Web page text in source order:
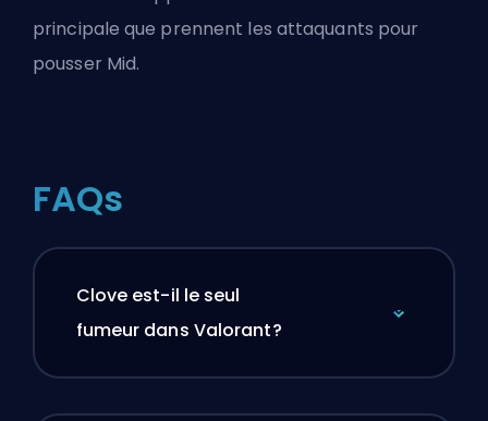
principale que prennent les attaquants pour
pousser Mid.
FAQs
Clove est-il le seul
fumeur dans Valorant?